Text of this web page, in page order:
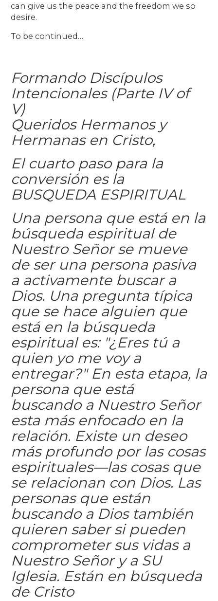
can give us the peace and the freedom we so
desire.
To be continued…
Formando Discípulos
Intencionales (Parte IV of
V)
Queridos Hermanos y
Hermanas en Cristo,
El cuarto paso para la
conversión es la
BUSQUEDA ESPIRITUAL
Una persona que está en la
búsqueda espiritual de
Nuestro Señor se mueve
de ser una persona pasiva
a activamente buscar a
Dios. Una pregunta típica
que se hace alguien que
está en la búsqueda
espiritual es: "¿Eres tú a
quien yo me voy a
entregar?" En esta etapa, la
persona que está
buscando a Nuestro Señor
esta más enfocado en la
relación. Existe un deseo
más profundo por las cosas
espirituales—las cosas que
se relacionan con Dios. Las
personas que están
buscando a Dios también
quieren saber si pueden
comprometer sus vidas a
Nuestro Señor y a SU
Iglesia. Están en búsqueda
de Cristo